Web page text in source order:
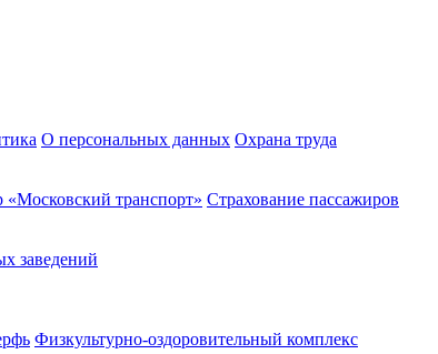
О персональных данных Охрана труда
транспорт» Страхование пассажиров
заведений
Физкультурно-оздоровительный комплекс